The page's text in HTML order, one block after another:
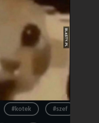
#kotek #szef